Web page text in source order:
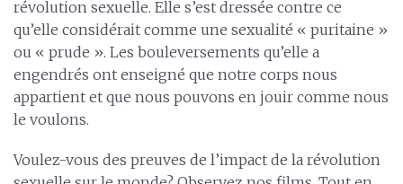
révolution sexuelle. Elle s’est dressée contre ce
qu’elle considérait comme une sexualité « puritaine »
ou « prude ». Les bouleversements qu’elle a
engendrés ont enseigné que notre corps nous
appartient et que nous pouvons en jouir comme nous
le voulons.
Voulez-vous des preuves de l’impact de la révolution